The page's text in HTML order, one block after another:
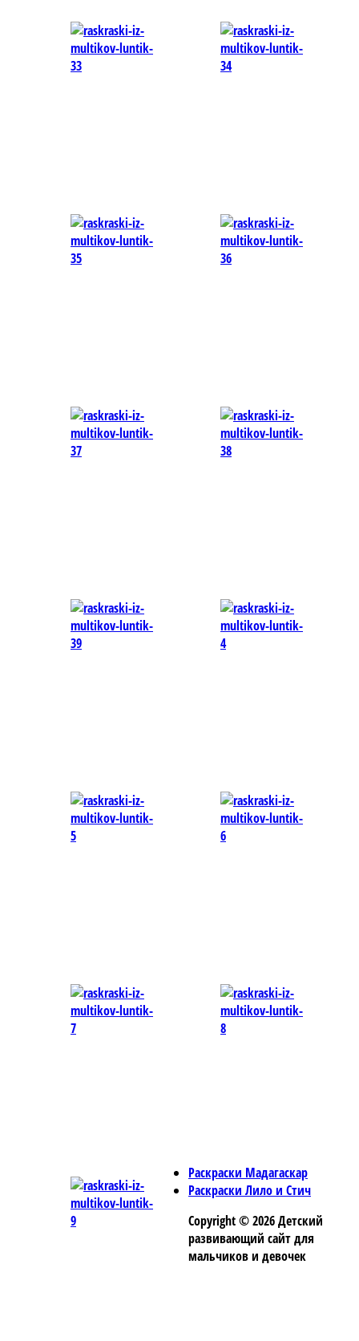
Раскраски Мадагаскар
Раскраски Лило и Стич
Copyright © 2026 Детский
развивающий сайт для
мальчиков и девочек